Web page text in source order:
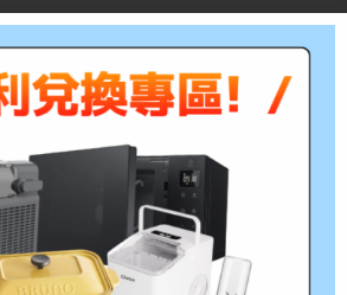
HP 黑色高容量環保碳粉匣
適用機型：
HP Color LaserJet
Pro M452dn/M452dw/M452nw/M377dw/